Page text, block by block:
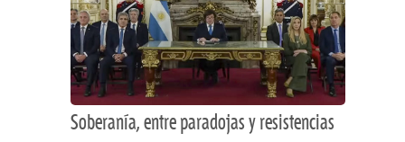
Soberanía, entre paradojas y resistencias